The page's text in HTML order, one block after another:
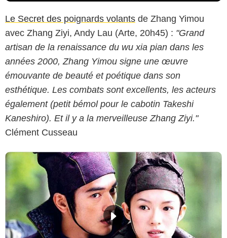
Le Secret des poignards volants de Zhang Yimou
avec Zhang Ziyi, Andy Lau (Arte, 20h45) : "Grand
artisan de la renaissance du wu xia pian dans les
années 2000, Zhang Yimou signe une œuvre
émouvante de beauté et poétique dans son
esthétique. Les combats sont excellents, les acteurs
également (petit bémol pour le cabotin Takeshi
Kaneshiro). Et il y a la merveilleuse Zhang Ziyi."
Clément Cusseau